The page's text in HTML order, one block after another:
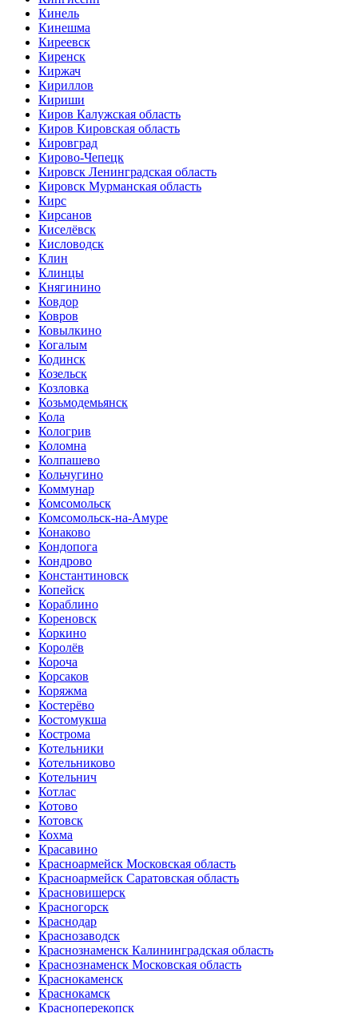
Кинель
Кинешма
Киреевск
Киренск
Киржач
Кириллов
Кириши
Киров Калужская область
Киров Кировская область
Кировград
Кирово-Чепецк
Кировск Ленинградская область
Кировск Мурманская область
Кирс
Кирсанов
Киселёвск
Кисловодск
Клин
Клинцы
Княгинино
Ковдор
Ковров
Ковылкино
Когалым
Кодинск
Козельск
Козловка
Козьмодемьянск
Кола
Кологрив
Коломна
Колпашево
Кольчугино
Коммунар
Комсомольск
Комсомольск-на-Амуре
Конаково
Кондопога
Кондрово
Константиновск
Копейск
Кораблино
Кореновск
Коркино
Королёв
Короча
Корсаков
Коряжма
Костерёво
Костомукша
Кострома
Котельники
Котельниково
Котельнич
Котлас
Котово
Котовск
Кохма
Красавино
Красноармейск Московская область
Красноармейск Саратовская область
Красновишерск
Красногорск
Краснодар
Краснозаводск
Краснознаменск Калининградская область
Краснознаменск Московская область
Краснокаменск
Краснокамск
Красноперекопск